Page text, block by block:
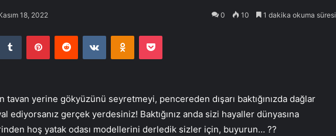
18, 2022 0 10 1 dakika okuma süresi
Tumblr PinterestReddit VKontakteOdnoklassniki
Pocket
tavan yerine gökyüzünü seyretmeyi, pencereden dışarı baktığınızda dağlar
ediyorsanız gerçek yerdesiniz! Baktığınız anda sizi hayaller dünyasına
hoş yatak odası modellerini derledik sizler için, buyurun… ??